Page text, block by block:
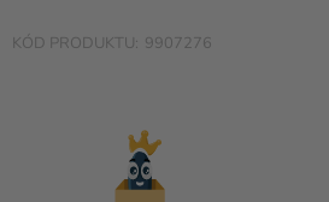
Novinky
9907276